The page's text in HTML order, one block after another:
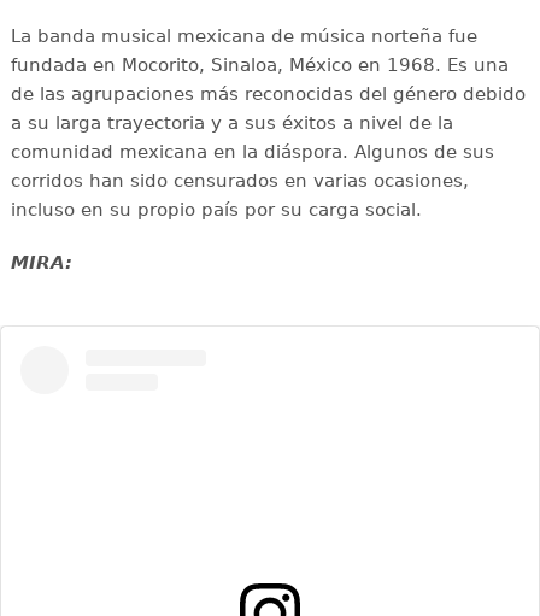
La banda musical mexicana de música norteña fue
fundada en Mocorito, Sinaloa, México en 1968. Es una
de las agrupaciones más reconocidas del género debido
a su larga trayectoria y a sus éxitos a nivel de la
comunidad mexicana en la diáspora. Algunos de sus
corridos han sido censurados en varias ocasiones,
incluso en su propio país por su carga social.
MIRA: